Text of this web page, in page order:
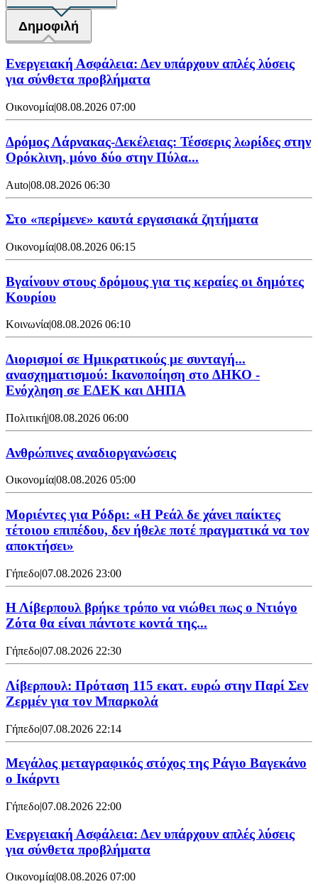
Δημοφιλή
Ενεργειακή Ασφάλεια: Δεν υπάρχουν απλές λύσεις
για σύνθετα προβλήματα
Οικονομία|08.08.2026 07:00
Δρόμος Λάρνακας-Δεκέλειας: Τέσσερις λωρίδες στην
Ορόκλινη, μόνο δύο στην Πύλα...
Auto|08.08.2026 06:30
Στο «περίμενε» καυτά εργασιακά ζητήματα
Οικονομία|08.08.2026 06:15
Βγαίνουν στους δρόμους για τις κεραίες οι δημότες
Κουρίου
Κοινωνία|08.08.2026 06:10
Διορισμοί σε Ημικρατικούς με συνταγή...
ανασχηματισμού: Ικανοποίηση στο ΔΗΚΟ -
Ενόχληση σε ΕΔΕΚ και ΔΗΠΑ
Πολιτική|08.08.2026 06:00
Ανθρώπινες αναδιοργανώσεις
Οικονομία|08.08.2026 05:00
Μοριέντες για Ρόδρι: «Η Ρεάλ δε χάνει παίκτες
τέτοιου επιπέδου, δεν ήθελε ποτέ πραγματικά να τον
αποκτήσει»
Γήπεδο|07.08.2026 23:00
Η Λίβερπουλ βρήκε τρόπο να νιώθει πως ο Ντιόγο
Ζότα θα είναι πάντοτε κοντά της...
Γήπεδο|07.08.2026 22:30
Λίβερπουλ: Πρόταση 115 εκατ. ευρώ στην Παρί Σεν
Ζερμέν για τον Μπαρκολά
Γήπεδο|07.08.2026 22:14
Μεγάλος μεταγραφικός στόχος της Ράγιο Βαγεκάνο
ο Ικάρντι
Γήπεδο|07.08.2026 22:00
Ενεργειακή Ασφάλεια: Δεν υπάρχουν απλές λύσεις
για σύνθετα προβλήματα
Οικονομία|08.08.2026 07:00